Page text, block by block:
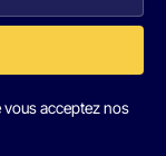
acceptez nos